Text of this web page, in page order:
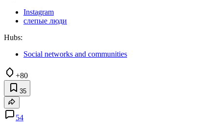
Instagram
слепые люди
Hubs:
Social networks and communities
+80
35
54